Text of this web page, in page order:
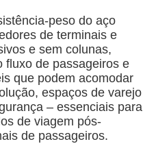
peso do aço
de terminais e
e sem colunas,
fluxo de passageiros e
que podem acomodar
espaços de varejo
– essenciais para
de viagem pós-
de passageiros.